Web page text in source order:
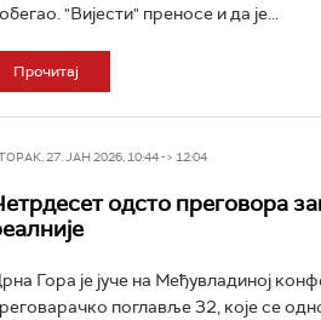
"Вијести" преносе и да је...
Прочитај
27. ЈАН 2026, 10:44 -> 12:04
одсто преговора
Гора је јуче на Међувладиној
поглавље 32, које се